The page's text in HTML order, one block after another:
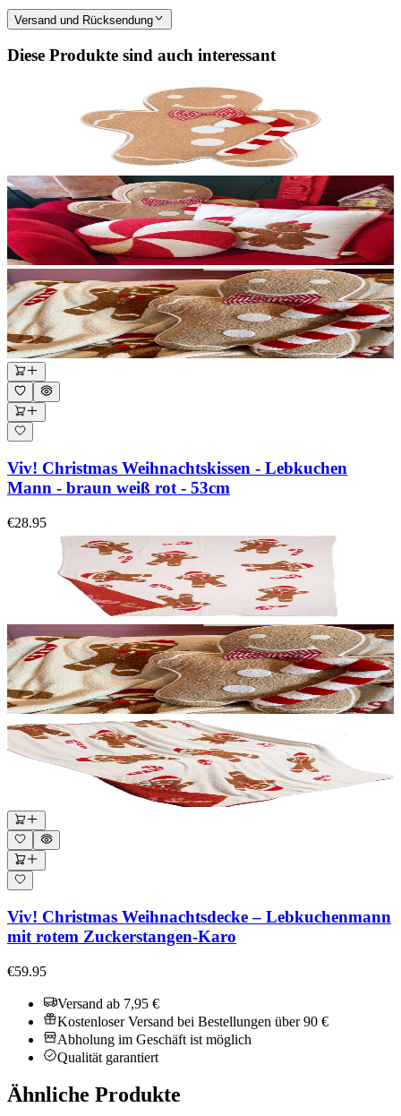
Versand und Rücksendung
Diese Produkte sind auch interessant
Viv! Christmas Weihnachtskissen - Lebkuchen
Mann - braun weiß rot - 53cm
€28.95
Viv! Christmas Weihnachtsdecke – Lebkuchenmann
mit rotem Zuckerstangen-Karo
€59.95
Versand ab 7,95 €
Kostenloser Versand bei Bestellungen über 90 €
Abholung im Geschäft ist möglich
Qualität garantiert
Ähnliche Produkte